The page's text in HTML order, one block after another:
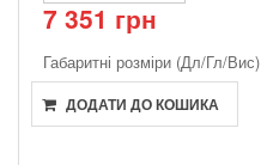
7 351 грн
Габаритні розміри (Дл/Гл/Вис)
ДОДАТИ ДО КОШИКА